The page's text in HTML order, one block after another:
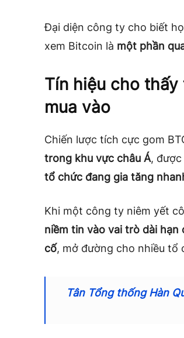
Đại diện công ty cho biết họ
xem Bitcoin là một phần
Tín hiệu cho
mua vào
Chiến lược tích cực gom
trong khu vực châu Á,
tổ chức đang gia tăng
Khi một công ty niêm yết
niềm tin vào vai trò dài
cố, mở đường cho nhiều tổ
Tân Tổng thống Hàn